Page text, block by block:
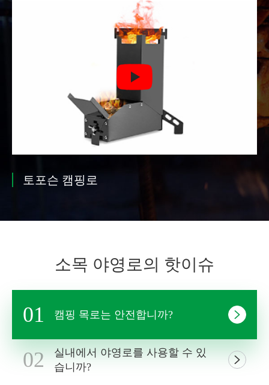

토포슨 캠핑로
소목 야영로의 핫이슈
01 캠핑 목로는 안전합니까? 
02
실내에서 야영로를 사용할 수 있
습니까?
